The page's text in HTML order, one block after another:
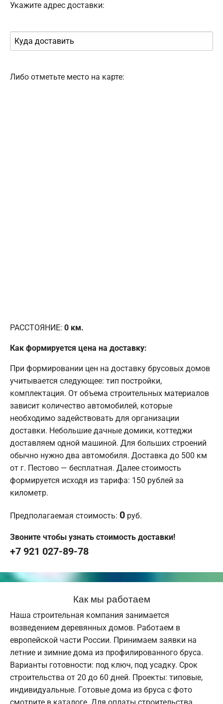
Укажите адрес доставки:
Либо отметьте место на карте:
РАССТОЯНИЕ: 0 км.
Как формируется цена на доставку:
При формировании цен на доставку брусовых домов
учитывается следующее: тип постройки,
комплектация. От объема строительных материалов
зависит количество автомобилей, которые
необходимо задействовать для организации
доставки. Небольшие дачные домики, коттеджи
доставляем одной машиной. Для больших строений
обычно нужно два автомобиля. Доставка до 500 км
от г. Пестово — бесплатная. Далее стоимость
формируется исходя из тарифа: 150 рублей за
километр.
Предполагаемая стоимость: 0 руб.
Звоните чтобы узнать стоимость доставки!
+7 921 027-89-78
Как мы работаем
Наша строительная компания занимается
возведением деревянных домов. Работаем в
европейской части России. Принимаем заявки на
летние и зимние дома из профилированного бруса.
Варианты готовности: под ключ, под усадку. Срок
строительства от 20 до 60 дней. Проекты: типовые,
индивидуальные. Готовые дома из бруса с фото